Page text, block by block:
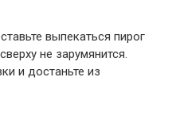
выпекаться пирог
не зарумянится.
и достаньте из